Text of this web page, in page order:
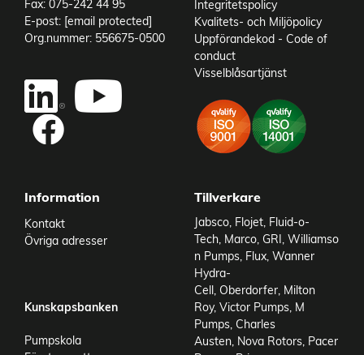
Add as new cart row
Fax: 075-242 44 95
E-post: [email protected]
Org.nummer: 556675-0500
Integritetspolicy
Kvalitets- och Miljöpolicy
Uppförandekod - Code of
conduct
Visselblåsartjänst
Information
Kontakt
Övriga adresser
Kunskapsbanken
Pumpskola
Tillverkare
Jabsco, Flojet, Fluid-o-
Tech, Marco, GRI, Williamso
n Pumps, Flux, Wanner
Hydra-
Cell, Oberdorfer, Milton
Roy, Victor Pumps, M
Pumps, Charles
Austen, Nova Rotors, Pacer